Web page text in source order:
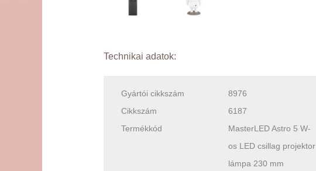
Technikai adatok:
Gyártói cikkszám
8976
Cikkszám
6187
Termékkód
MasterLED Astro 5 W-
os LED csillag projektor
lámpa 230 mm